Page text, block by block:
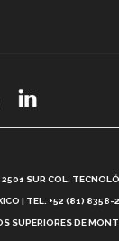
Modelo Educativo
2501 SUR COL.
| TEL. +52 (81)
SUPERIORES DE